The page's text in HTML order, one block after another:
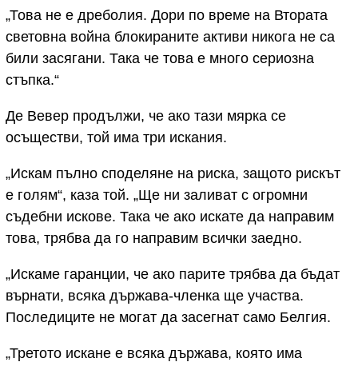
„Това не е дреболия. Дори по време на Втората
световна война блокираните активи никога не са
били засягани. Така че това е много сериозна
стъпка.“
Де Вевер продължи, че ако тази мярка се
осъществи, той има три искания.
„Искам пълно споделяне на риска, защото рискът
е голям“, каза той. „Ще ни заливат с огромни
съдебни искове. Така че ако искате да направим
това, трябва да го направим всички заедно.
„Искаме гаранции, че ако парите трябва да бъдат
върнати, всяка държава-членка ще участва.
Последиците не могат да засегнат само Белгия.
„Третото искане е всяка държава, която има